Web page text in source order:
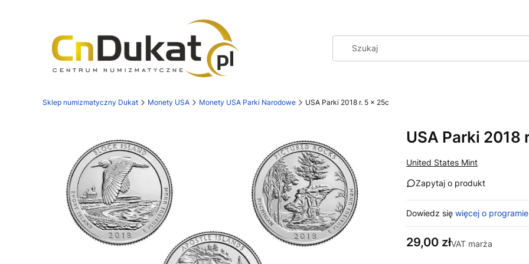
Sklep numizmatyczny Dukat Monety USA Monety USA Parki Narodowe USA Parki 2018 r. 5 x 25c
USA Parki 2018
United States Mint
Zapytaj o produkt
Dowiedz się więcej o
Cena
29,00 złVAT marża